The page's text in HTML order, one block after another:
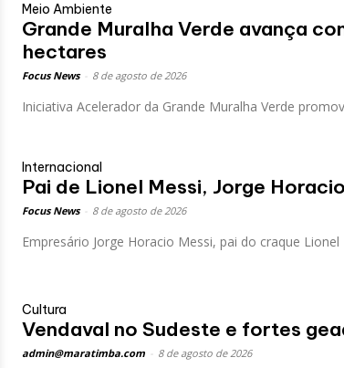
Meio Ambiente
Grande Muralha Verde avança
hectares
Focus News 8 de agosto de 2026
Iniciativa Acelerador da Grande Muralha Verde
Internacional
Pai de Lionel Messi, Jorge
Focus News 8 de agosto de 2026
Empresário Jorge Horacio Messi, pai do craque Lionel
Cultura
Vendaval no Sudeste e fortes
admin@maratimba.com 8 de agosto de 2026